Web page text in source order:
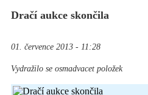
Dračí aukce skončila
01. července 2013 - 11:28
Vydražilo se osmadvacet položek